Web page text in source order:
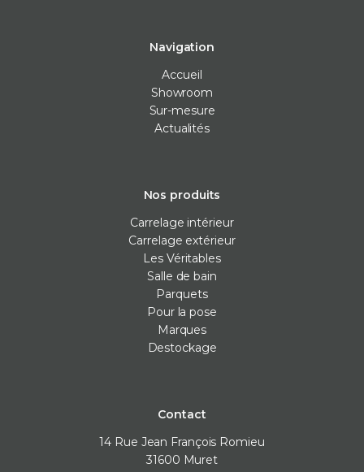
Navigation
Accueil
Showroom
Sur-mesure
Actualités
Nos produits
Carrelage intérieur
Carrelage extérieur
Les Véritables
Salle de bain
Parquets
Pour la pose
Marques
Destockage
Contact
14 Rue Jean François Romieu
31600 Muret